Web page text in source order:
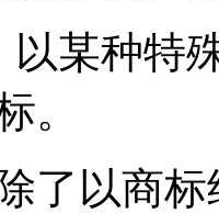
以某种特
。
了以商